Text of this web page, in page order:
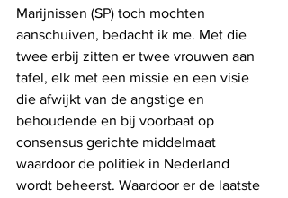
Marijnissen (SP) toch mochten
aanschuiven, bedacht ik me. Met die
twee erbij zitten er twee vrouwen aan
tafel, elk met een missie en een visie
die afwijkt van de angstige en
behoudende en bij voorbaat op
consensus gerichte middelmaat
waardoor de politiek in Nederland
wordt beheerst. Waardoor er de laatste